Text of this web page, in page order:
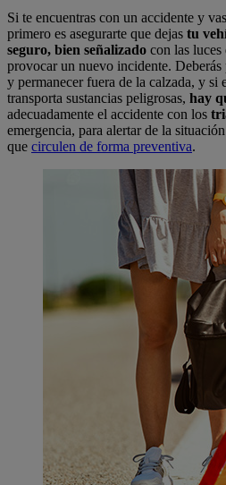
Si te encuentras con un accidente y
primero es asegurarte que dejas tu
seguro, bien señalizado con las luces
provocar un nuevo incidente.
y permanecer fuera de la calzada, y si
transporta sustancias peligrosas, hay
adecuadamente el accidente con los
emergencia, para alertar de la
que circulen de forma preventiva.